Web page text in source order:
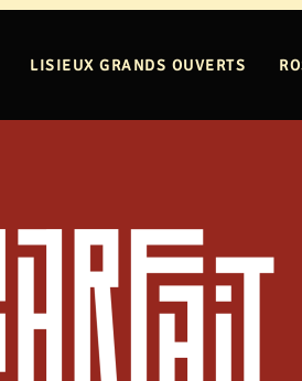
LISIEUX GRANDS OUVERTS